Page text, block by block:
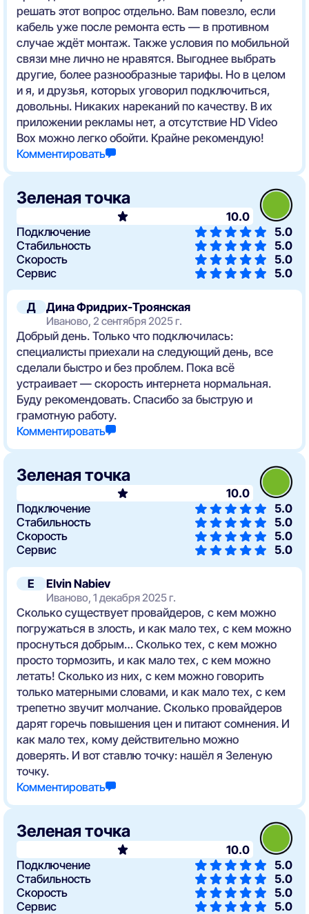
решать этот вопрос отдельно. Вам повезло, если
кабель уже после ремонта есть — в противном
случае ждёт монтаж. Также условия по мобильной
связи мне лично не нравятся. Выгоднее выбрать
другие, более разнообразные тарифы. Но в целом
и я, и друзья, которых уговорил подключиться,
довольны. Никаких нареканий по качеству. В их
приложении рекламы нет, а отсутствие HD Video
Box можно легко обойти. Крайне рекомендую!
Комментировать
Д Дина Фридрих-Троянская
Иваново, 2 сентября 2025 г.
Добрый день. Только что подключилась:
специалисты приехали на следующий день, все
сделали быстро и без проблем. Пока всё
устраивает — скорость интернета нормальная.
Буду рекомендовать. Спасибо за быструю и
грамотную работу.
Комментировать
Зеленая точка
10.0
Подключение
5.0
Стабильность
5.0
Скорость
5.0
Сервис
5.0
E Elvin Nabiev
Иваново, 1 декабря 2025 г.
Сколько существует провайдеров, с кем можно
погружаться в злость, и как мало тех, с кем можно
проснуться добрым… Сколько тех, с кем можно
просто тормозить, и как мало тех, с кем можно
летать! Сколько из них, с кем можно говорить
только матерными словами, и как мало тех, с кем
трепетно звучит молчание. Сколько провайдеров
дарят горечь повышения цен и питают сомнения. И
как мало тех, кому действительно можно
доверять. И вот ставлю точку: нашёл я Зеленую
точку.
Комментировать
Зеленая точка
10.0
Подключение
5.0
Стабильность
5.0
Скорость
5.0
Сервис
5.0
Зеленая точка
10.0
Подключение
5.0
Стабильность
5.0
Скорость
5.0
Сервис
5.0